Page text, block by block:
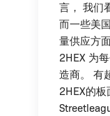
言， 我们
而一些美
量供应方
2HEX 为
造商。 有
2HEX的